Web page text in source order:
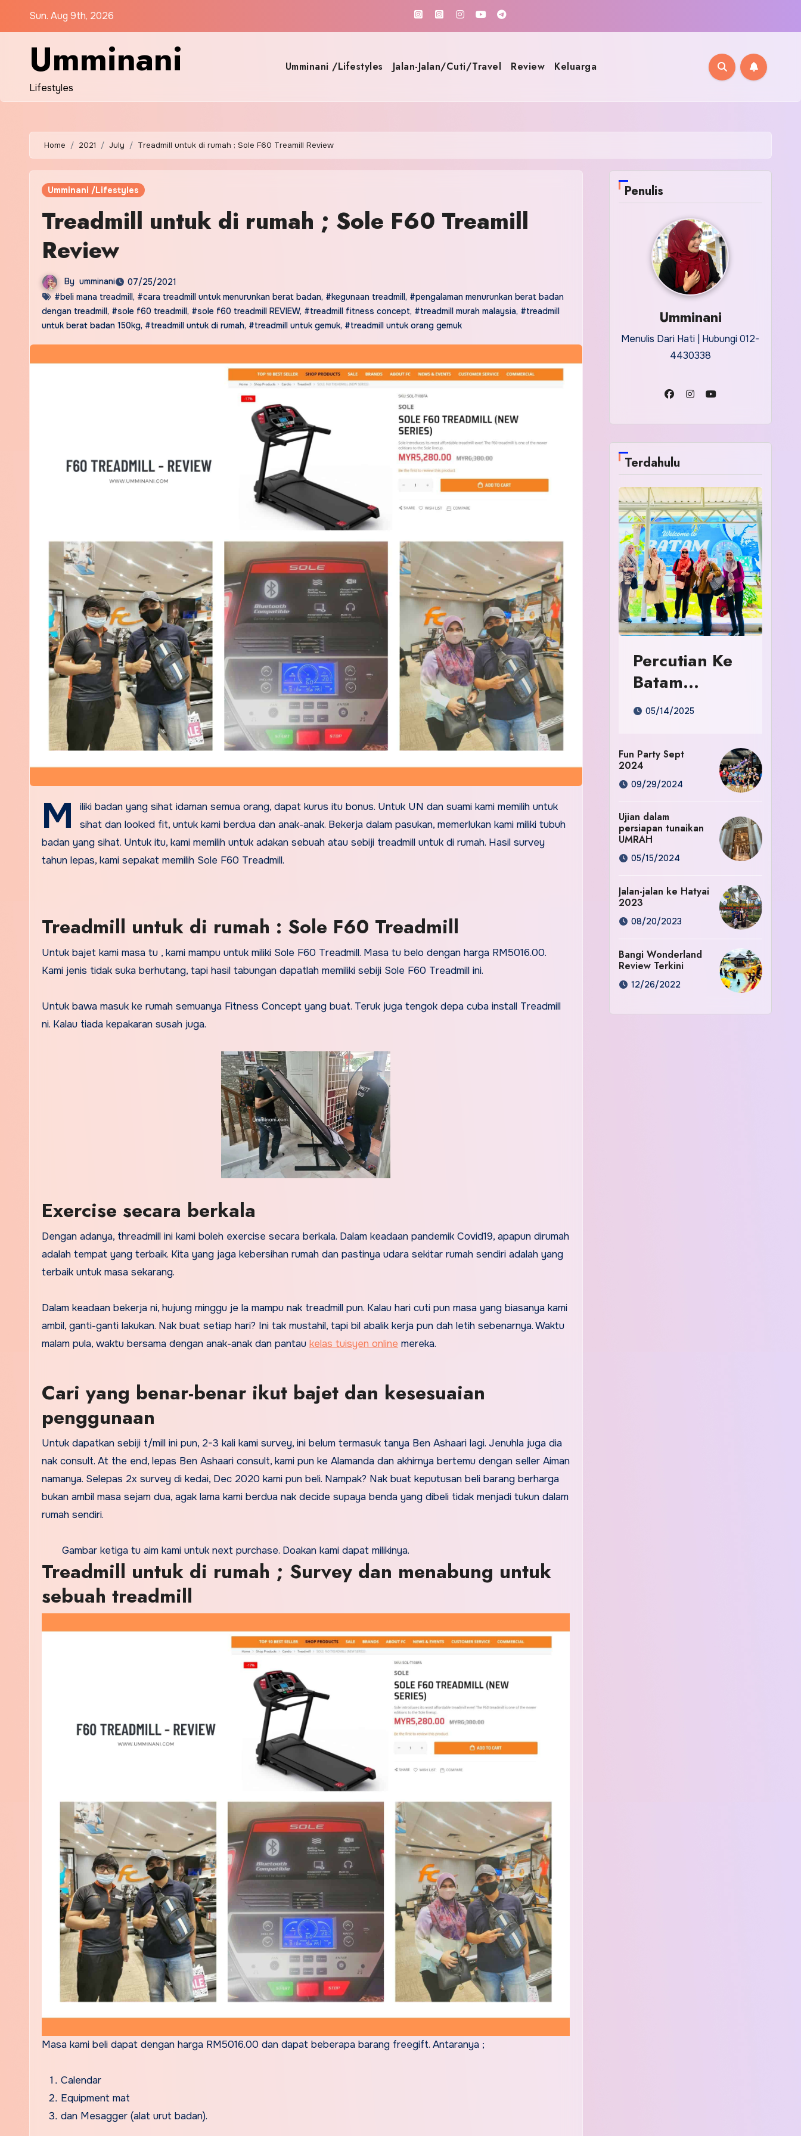
Sun. Aug 9th, 2026
Umminani
Lifestyles
Umminani /Lifestyles Jalan-Jalan/Cuti/Travel Review Keluarga
Home 2021 July Treadmill untuk di rumah ; Sole F60 Treamill Review
Umminani /Lifestyles
Treadmill untuk di rumah ; Sole F60 Treamill
Review
By umminani
07/25/2021
#beli mana treadmill, #cara treadmill untuk menurunkan berat badan, #kegunaan treadmill, #pengalaman menurunkan berat badan
dengan treadmill, #sole f60 treadmill, #sole f60 treadmill REVIEW, #treadmill fitness concept, #treadmill murah malaysia, #treadmill
untuk berat badan 150kg, #treadmill untuk di rumah, #treadmill untuk gemuk, #treadmill untuk orang gemuk
M
iliki badan yang sihat idaman semua orang, dapat kurus itu bonus. Untuk UN dan suami kami memilih untuk
sihat dan looked fit, untuk kami berdua dan anak-anak. Bekerja dalam pasukan, memerlukan kami miliki tubuh
badan yang sihat. Untuk itu, kami memilih untuk adakan sebuah atau sebiji treadmill untuk di rumah. Hasil survey
tahun lepas, kami sepakat memilih Sole F60 Treadmill.
Treadmill untuk di rumah : Sole F60 Treadmill
Untuk bajet kami masa tu , kami mampu untuk miliki Sole F60 Treadmill. Masa tu belo dengan harga RM5016.00.
Kami jenis tidak suka berhutang, tapi hasil tabungan dapatlah memiliki sebiji Sole F60 Treadmill ini.
Untuk bawa masuk ke rumah semuanya Fitness Concept yang buat. Teruk juga tengok depa cuba install Treadmill
ni. Kalau tiada kepakaran susah juga.
Exercise secara berkala
Dengan adanya, threadmill ini kami boleh exercise secara berkala. Dalam keadaan pandemik Covid19, apapun dirumah
adalah tempat yang terbaik. Kita yang jaga kebersihan rumah dan pastinya udara sekitar rumah sendiri adalah yang
terbaik untuk masa sekarang.
Dalam keadaan bekerja ni, hujung minggu je la mampu nak treadmill pun. Kalau hari cuti pun masa yang biasanya kami
ambil, ganti-ganti lakukan. Nak buat setiap hari? Ini tak mustahil, tapi bil abalik kerja pun dah letih sebenarnya. Waktu
malam pula, waktu bersama dengan anak-anak dan pantau kelas tuisyen online mereka.
Cari yang benar-benar ikut bajet dan kesesuaian
penggunaan
Untuk dapatkan sebiji t/mill ini pun, 2-3 kali kami survey, ini belum termasuk tanya Ben Ashaari lagi. Jenuhla juga dia
nak consult. At the end, lepas Ben Ashaari consult, kami pun ke Alamanda dan akhirnya bertemu dengan seller Aiman
namanya. Selepas 2x survey di kedai, Dec 2020 kami pun beli. Nampak? Nak buat keputusan beli barang berharga
bukan ambil masa sejam dua, agak lama kami berdua nak decide supaya benda yang dibeli tidak menjadi tukun dalam
rumah sendiri.
Gambar ketiga tu aim kami untuk next purchase. Doakan kami dapat milikinya.
Treadmill untuk di rumah ; Survey dan menabung untuk
sebuah treadmill
Masa kami beli dapat dengan harga RM5016.00 dan dapat beberapa barang freegift. Antaranya ;
Calendar
Equipment mat
dan Mesagger (alat urut badan).
Penulis
Umminani
Menulis Dari Hati | Hubungi 012-
4430338
Terdahulu
Percutian Ke
Batam
Indonesia
05/14/2025
Fun Party Sept
2024
09/29/2024
Ujian dalam
persiapan tunaikan
UMRAH
05/15/2024
Jalan-jalan ke Hatyai
2023
08/20/2023
Bangi Wonderland
Review Terkini
12/26/2022